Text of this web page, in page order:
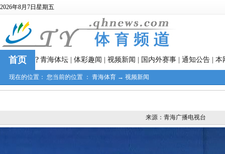
2026年8月7日星期五
首页 ? 青海体坛 体彩趣闻 视频新闻 国内外赛事 通知公告 本
现在的位置： 您当前的位置 ： 青海体育 → 视频新闻
来源：青海广播电视台